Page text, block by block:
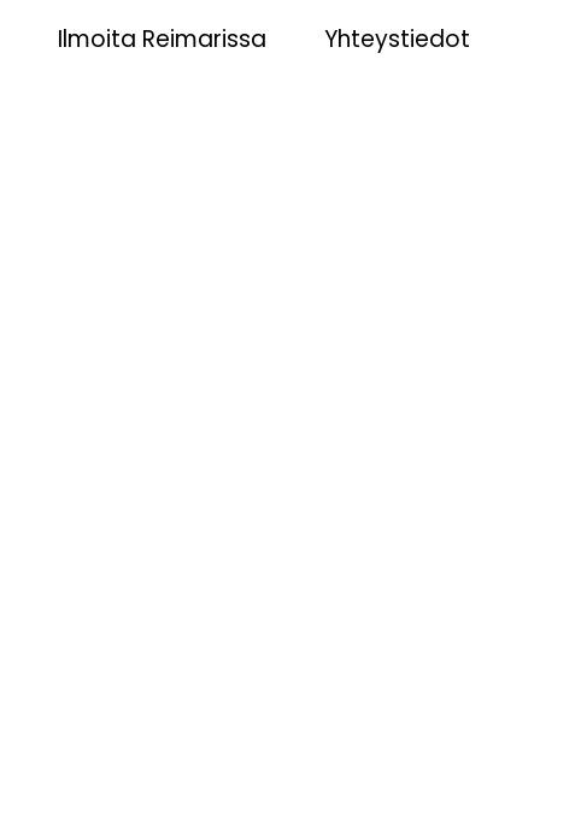
Ilmoita Reimarissa Yhteystiedot